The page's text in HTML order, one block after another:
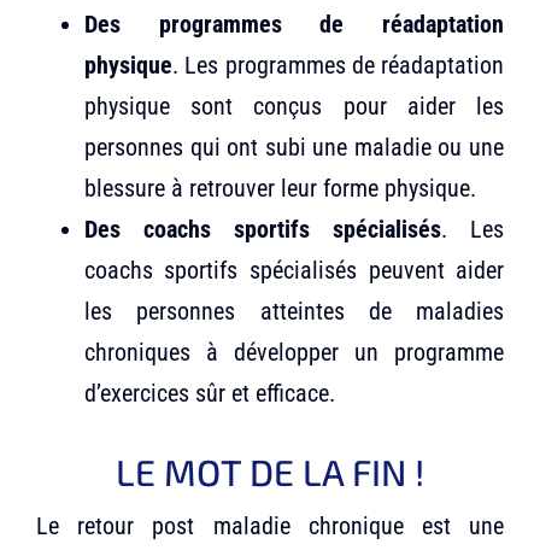
Des programmes de réadaptation
physique. Les programmes de réadaptation
physique sont conçus pour aider les
personnes qui ont subi une maladie ou une
blessure à retrouver leur forme physique.
Des coachs sportifs spécialisés. Les
coachs sportifs spécialisés peuvent aider
les personnes atteintes de maladies
chroniques à développer un programme
d’exercices sûr et efficace.
LE MOT DE LA FIN !
Le retour post maladie chronique est une